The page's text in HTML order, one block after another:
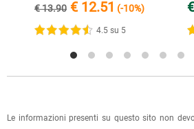
(selezionando l'apposita casella
specificando l'indirizzo di
dell'ordine e lo stato della spedizione.
Per qualsiasi informazione,
€ 13.90 € 12.51 (-10%)
4.5 su 5
Le informazioni presenti su questo sito non